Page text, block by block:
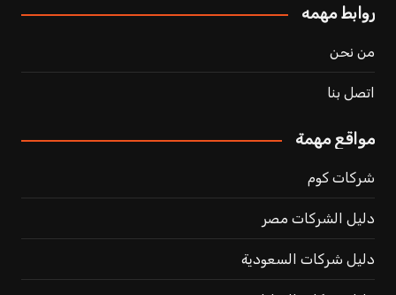
روابط مهمه
من نحن
اتصل بنا
مواقع مهمة
شركات كوم
دليل الشركات مصر
دليل شركات السعودية